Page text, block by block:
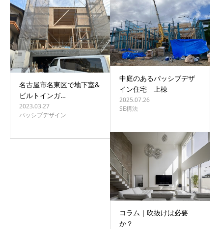
名古屋市名東区で地下室&
ビルトインガ…
2023.03.27
パッシブデザイン
中庭のあるパッシブデザ
イン住宅 上棟
2025.07.26
SE構法
コラム｜吹抜けは必要
か？